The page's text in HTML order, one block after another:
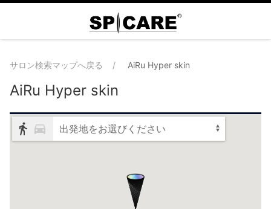
サロン検索マップへ戻る AiRu Hyper skin
AiRu Hyper skin
出発地をお選びください